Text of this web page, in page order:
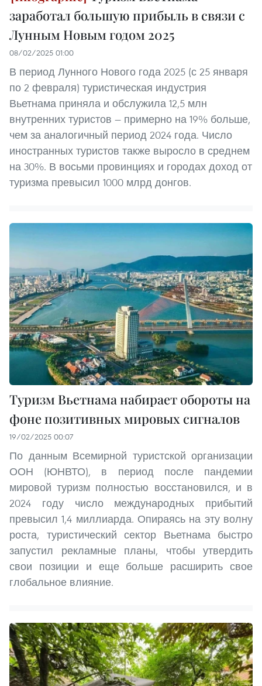
заработал большую прибыль в связи с
Лунным Новым годом 2025
08/02/2025 01:00
В период Лунного Нового года 2025 (с 25 января
по 2 февраля) туристическая индустрия
Вьетнама приняла и обслужила 12,5 млн
внутренних туристов — примерно на 19% больше,
чем за аналогичный период 2024 года. Число
иностранных туристов также выросло в среднем
на 30%. В восьми провинциях и городах доход от
туризма превысил 1000 млрд донгов.
Туризм Вьетнама набирает обороты на
фоне позитивных мировых сигналов
19/02/2025 00:07
По данным Всемирной туристской организации
ООН (ЮНВТО), в период после пандемии
мировой туризм полностью восстановился, и в
2024 году число международных прибытий
превысил 1,4 миллиарда. Опираясь на эту волну
роста, туристический сектор Вьетнама быстро
запустил рекламные планы, чтобы утвердить
свои позиции и еще больше расширить свое
глобальное влияние.